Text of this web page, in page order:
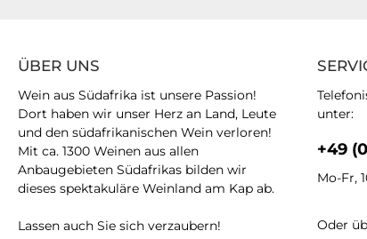
unter:
+49
Mo-Fr,
Oder
ÜBER UNS
Wein aus Südafrika ist unsere Passion!
Dort haben wir unser Herz an Land, Leute
und den südafrikanischen Wein verloren!
Mit ca. 1300 Weinen aus allen
Anbaugebieten Südafrikas bilden wir
dieses spektakuläre Weinland am Kap ab.
Lassen auch Sie sich verzaubern!